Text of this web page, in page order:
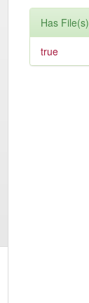
Has File(s)
true